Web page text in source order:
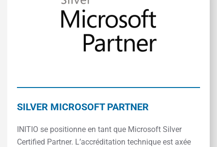
SILVER MICROSOFT PARTNER
INITIO se positionne en tant que Microsoft Silver
Certified Partner. L’accréditation technique est axée